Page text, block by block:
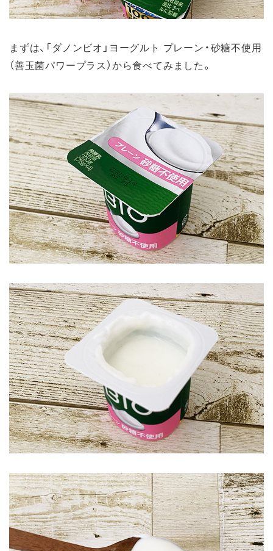
まずは、「ダノンビオ」ヨーグルト プレーン・砂糖不使用
（善玉菌パワープラス）から食べてみました。